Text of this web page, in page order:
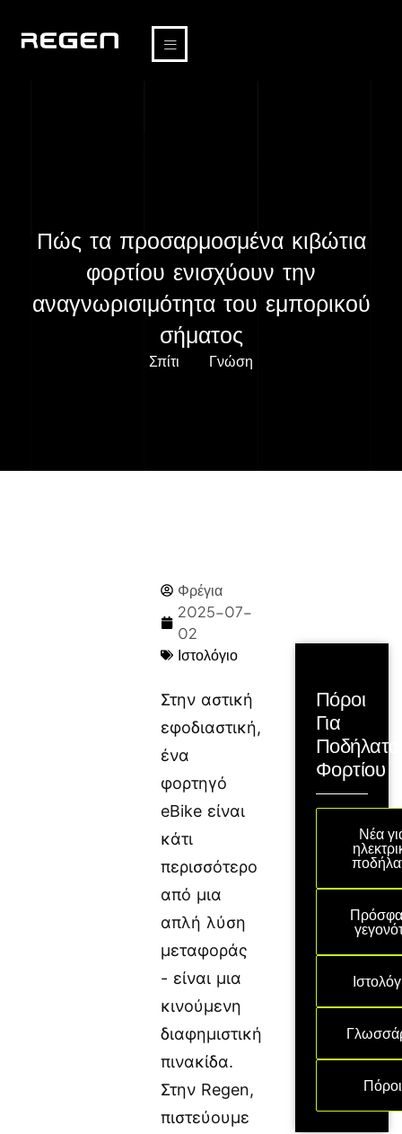
Πώς τα προσαρμοσμένα κιβώτια
φορτίου ενισχύουν την
αναγνωρισιμότητα του εμπορικού
σήματος
Σπίτι Γνώση
Φρέγια
2025-07-
02
Ιστολόγιο
Στην αστική
εφοδιαστική,
ένα
φορτηγό
eBike είναι
κάτι
περισσότερο
από μια
απλή λύση
μεταφοράς
- είναι μια
κινούμενη
διαφημιστική
πινακίδα.
Στην Regen,
πιστεύουμε
Πόροι
Για
Ποδήλατα
Φορτίου
Νέα
Πόροι